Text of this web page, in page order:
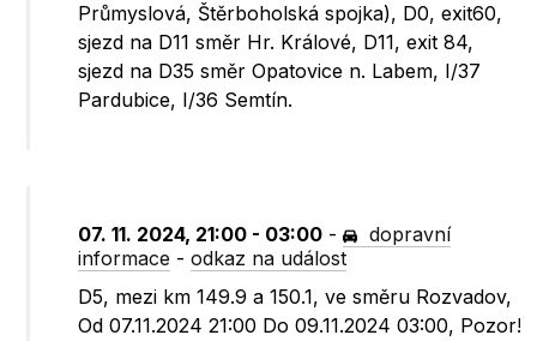
Průmyslová, Štěrboholská spojka), D0, exit60,
sjezd na D11 směr Hr. Králové, D11, exit 84,
sjezd na D35 směr Opatovice n. Labem, I/37
Pardubice, I/36 Semtín.
07. 11. 2024, 21:00 - 03:00 -
dopravní
informace -odkaz na událost
D5, mezi km 149.9 a 150.1, ve směru Rozvadov,
Od 07.11.2024 21:00 Do 09.11.2024 03:00, Pozor!